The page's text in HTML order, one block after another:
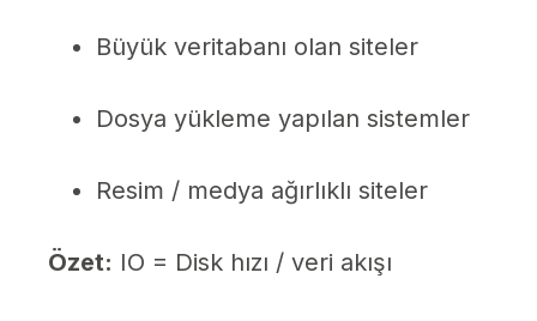
Büyük veritabanı olan siteler
Dosya yükleme yapılan sistemler
Resim / medya ağırlıklı siteler
Özet: IO = Disk hızı / veri akışı